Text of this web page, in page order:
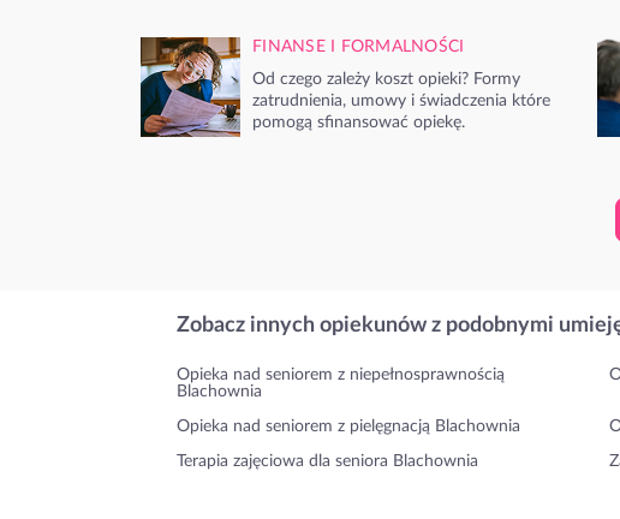
FINANSE I FORMALNOŚCI
Od czego zależy koszt opieki? Formy
zatrudnienia, umowy i świadczenia które
pomogą sfinansować opiekę.
Zobacz innych opiekunów z podobnymi
Opieka nad seniorem z niepełnosprawnością
Blachownia
Opieka nad seniorem z pielęgnacją Blachownia
Terapia zajęciowa dla seniora Blachownia